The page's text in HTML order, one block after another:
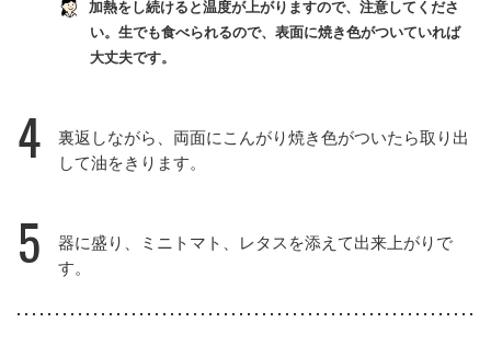
加熱をし続けると温度が上がりますので、注意してくださ
い。生でも食べられるので、表面に焼き色がついていれば
大丈夫です。
4
裏返しながら、両面にこんがり焼き色がついたら取り出
して油をきります。
5
器に盛り、ミニトマト、レタスを添えて出来上がりで
す。